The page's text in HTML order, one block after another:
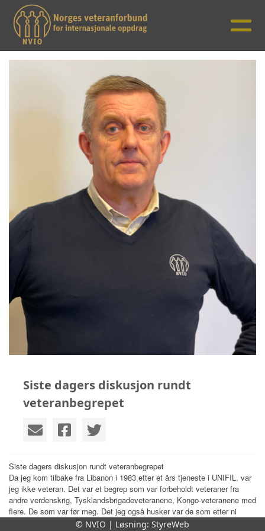
Siste dagers diskusjon rundt
veteranbegrepet
Siste dagers diskusjon rundt veteranbegrepet
Da jeg kom tilbake fra Libanon i 1983 etter et års tjeneste i UNIFIL, var
jeg ikke veteran. Det var et begrep som var forbeholdt veteraner fra
andre verdenskrig, Tysklandsbrigadeveteranene, Kongo-veteranene med
flere. De som var før meg. Det jeg også husker var de som etter ni
måneders tjeneste i Norge kalte seg veteraner og hadde sine opplegg
© NVIO | Løsning: StyreWeb